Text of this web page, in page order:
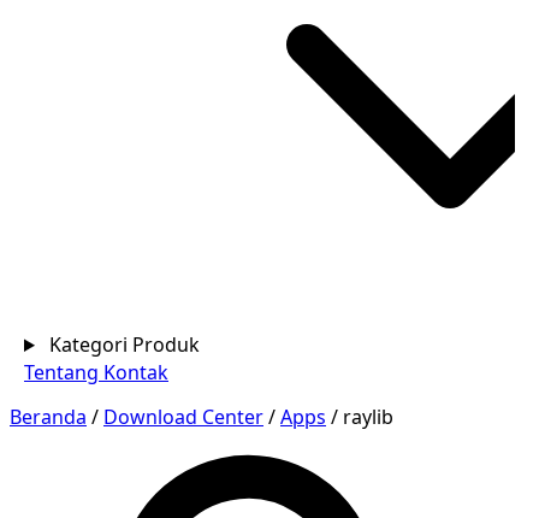
Kategori Produk
Tentang Kontak
Beranda / Download Center/Apps / raylib